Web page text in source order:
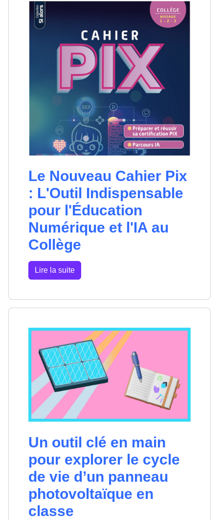
Le Nouveau Cahier Pix
: L'Outil Indispensable
pour l'Éducation
Numérique et l'IA au
Collège
Lire la suite
Un outil clé en main
pour explorer le cycle
de vie d’un panneau
photovoltaïque en
classe